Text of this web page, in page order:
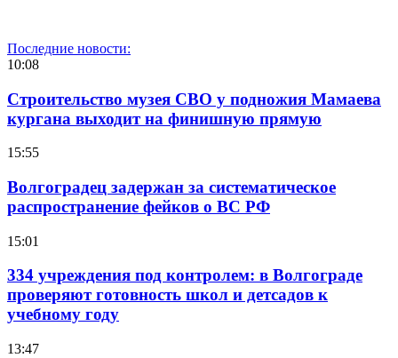
Последние новости:
10:08
Строительство музея СВО у подножия Мамаева
кургана выходит на финишную прямую
15:55
Волгоградец задержан за систематическое
распространение фейков о ВС РФ
15:01
334 учреждения под контролем: в Волгограде
проверяют готовность школ и детсадов к
учебному году
13:47